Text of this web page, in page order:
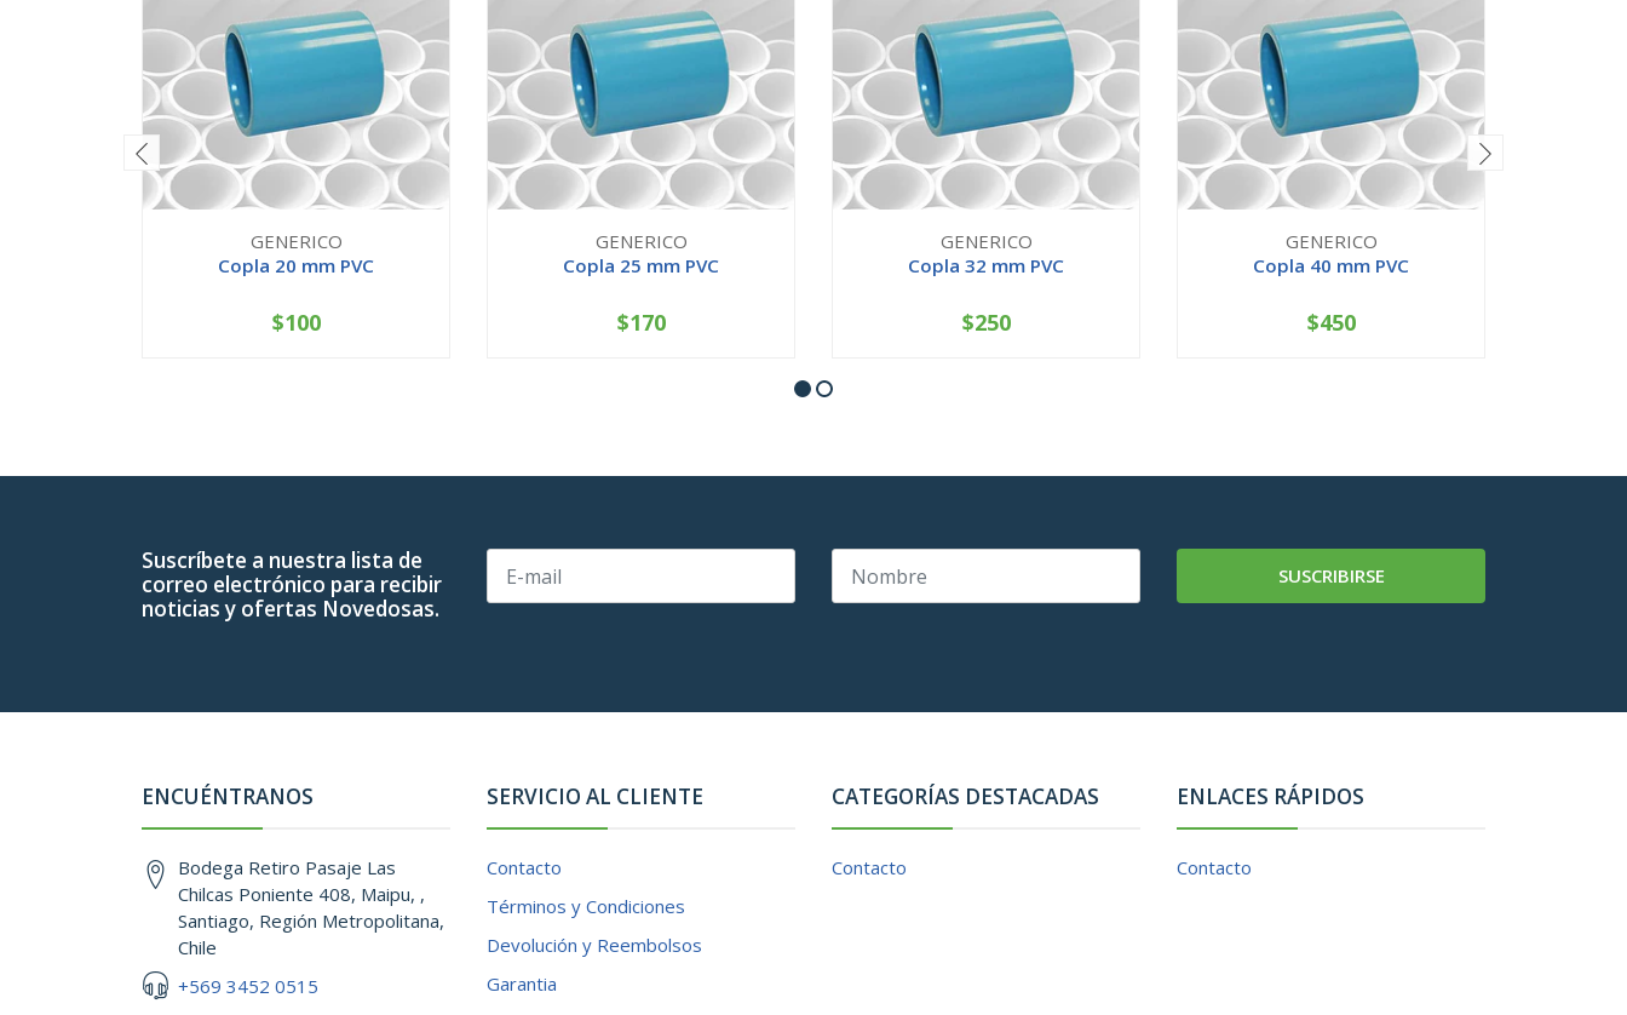
GENERICO
Copla 20 mm PVC
+
$100
GENERICO
Copla 25 mm PVC
+
$170
GENERICO
Copla 32 mm PVC
+
$250
GENERICO
Copla 40 mm PVC
+
$450
Suscríbete a nuestra lista de
correo electrónico para recibir
noticias y ofertas Novedosas.
SUSCRIBIRSE
ENCUÉNTRANOS
Bodega Retiro Pasaje Las
Chilcas Poniente 408, Maipu, ,
Santiago, Región Metropolitana,
Chile
+569 3452 0515
SERVICIO AL CLIENTE
Contacto
Términos y Condiciones
Devolución y Reembolsos
Garantia
CATEGORÍAS DESTACADAS
Contacto
ENLACES RÁPIDOS
Contacto